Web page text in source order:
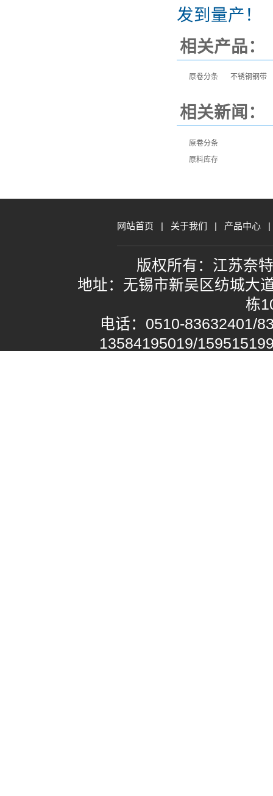
发到量产！
相关产品：
原卷分条 不锈钢钢带
相关新闻：
原卷分条
原料库存
网站首页 | 关于我们 | 产品中心 |
版权所有：江苏奈
地址：无锡市新吴区纺城大
栋
电话：0510-83632401/
13584195019/